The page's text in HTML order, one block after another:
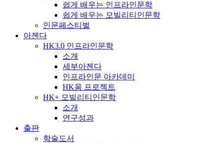
쉽게 배우는 인프라인문학
쉽게 배우는 모빌리티인문학
인문페스티벌
아젠다
HK3.0 인프라인문학
소개
세부아젠다
인프라인문 아카데미
HK움 프로젝트
HK+ 모빌리티인문학
소개
연구성과
출판
학술도서